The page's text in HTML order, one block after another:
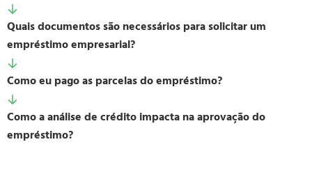
Quais documentos são necessários para solicitar um
empréstimo empresarial?
Como eu pago as parcelas do empréstimo?
Como a análise de crédito impacta na aprovação do
empréstimo?